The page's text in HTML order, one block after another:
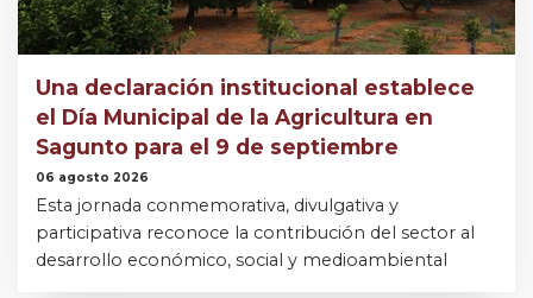
Una declaración institucional establece
el Día Municipal de la Agricultura en
Sagunto para el 9 de septiembre
06 agosto 2026
Esta jornada conmemorativa, divulgativa y
participativa reconoce la contribución del sector al
desarrollo económico, social y medioambiental